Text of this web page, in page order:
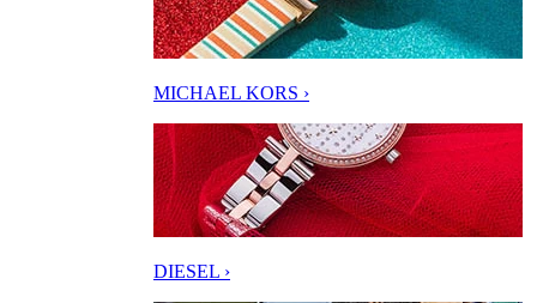
MICHAEL KORS ›
DIESEL ›